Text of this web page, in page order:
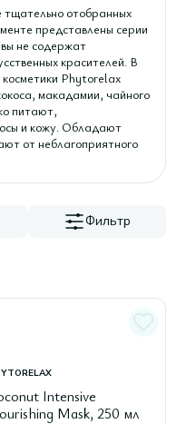
тщательно отобранных
представлены серии
не содержат
красителей. В
Phytorelax
макадамии, чайного
питают,
и кожу. Обладают
от неблагоприятного
Фильтр
Intensive
Mask, 250 мл